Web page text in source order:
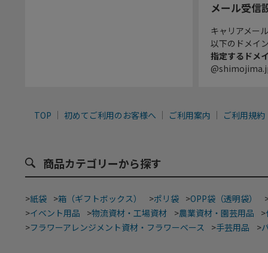
メール受信
キャリアメー
以下のドメイ
指定するドメ
TOP 初めてご利用のお客様へ ご利用案内 ご利用規約
商品カテゴリーから探す
>紙袋 >箱（ギフトボックス） >ポリ袋 >OPP袋（透明袋）
>イベント用品 >物流資材・工場資材 >農業資材・園芸用品 >
>フラワーアレンジメント資材・フラワーベース >手芸用品 >